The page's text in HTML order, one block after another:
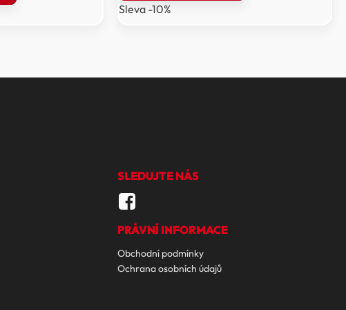
7
6
Sleva -10%
SLEDUJTE NÁS
PRÁVNÍ INFORMACE
Obchodní podmínky
Ochrana osobních údajů